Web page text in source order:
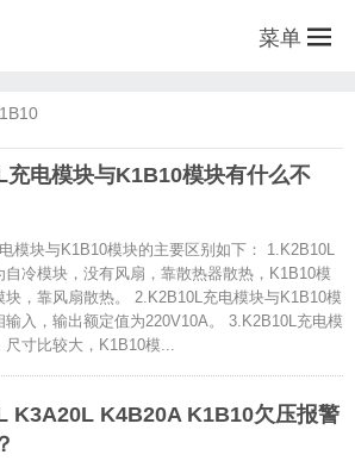
菜单
充电模块与K1B10模块有什么不
模块与K1B10模块的主要区别如下： 1.K2B10L
自冷模块，没有风扇，靠散热器散热，K1B10模
块，靠风扇散热。 2.K2B10L充电模块与K1B10模
输入，输出额定值为220V10A。 3.K2B10L充电模
尺寸比较大，K1B10模...
K3A20L K4B20A K1B10欠压报警